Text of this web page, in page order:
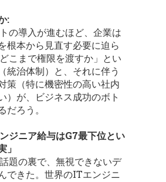
:
の導入が進むほど、企業は
根本から見直す必要に迫ら
こまで権限を渡すか」とい
統治体制）と、それに伴う
策（特に機密性の高い社内
）が、ビジネス成功のボト
だろう。
ジニア給与はG7最下位とい
」
題の裏で、無視できないデ
できた。世界のITエンジニ